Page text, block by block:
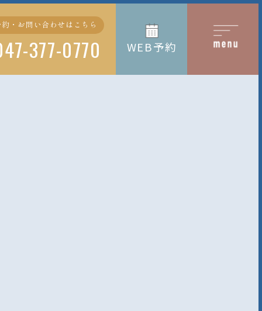
約・お問い合わせはこちら
377-0770 WEB予約